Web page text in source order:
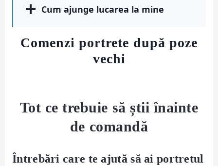
Cum ajunge lucarea la mine
Comenzi portrete după poze
vechi
Tot ce trebuie să știi înainte
de comandă
Întrebări care te ajută să ai portretul